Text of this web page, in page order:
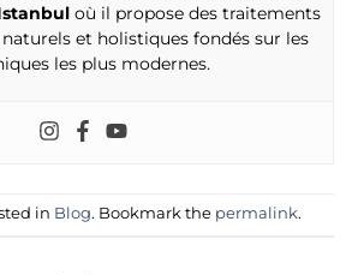
où il propose des traitements
et holistiques fondés sur les
les plus modernes.
in Blog. Bookmark the permalink.